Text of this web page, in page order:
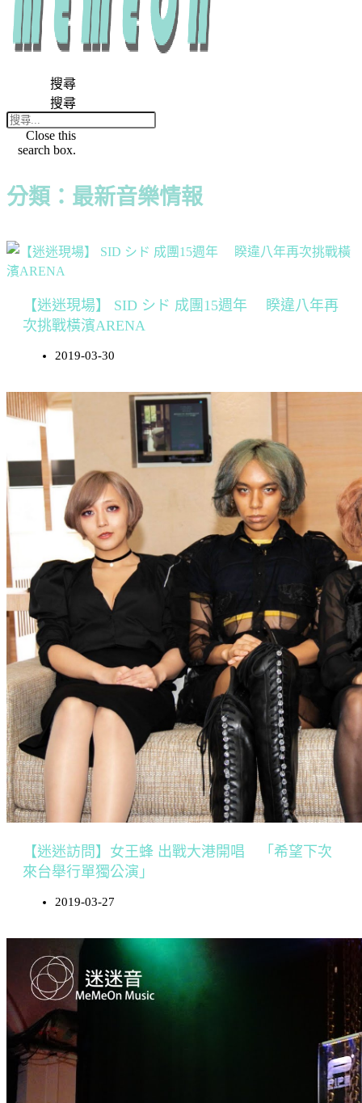
搜尋
搜尋
Close this
search box.
分類：最新音樂情報
【迷迷現場】 SID シド 成團15週年 睽違八年再
次挑戰橫濱ARENA
2019-03-30
【迷迷訪問】女王蜂 出戰大港開唱 「希望下次
來台舉行單獨公演」
2019-03-27